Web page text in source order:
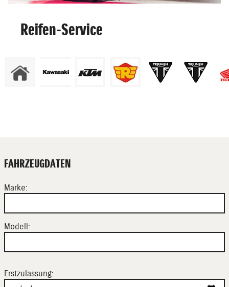
Reifen-Service
FAHRZEUGDATEN
Marke:
Modell:
Erstzulassung: